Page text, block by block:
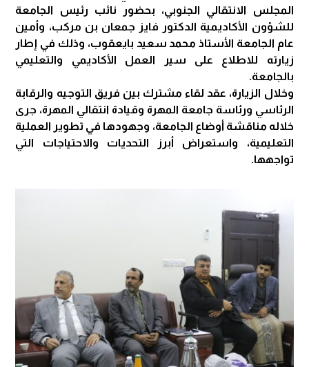
المجلس الانتقالي الجنوبي، بحضور نائب رئيس الجامعة
للشؤون الأكاديمية الدكتور فايز جمعان بن مركب، وأمين
عام الجامعة الأستاذ محمد سعيد بايعقوب، وذلك في إطار
زيارته للاطلاع على سير العمل الأكاديمي والتعليمي
بالجامعة.
وخلال الزيارة، عقد لقاء مشترك بين فريق التوجيه والرقابة
الرئاسي ورئاسة جامعة المهرة وقيادة انتقالي المهرة، جرى
خلاله مناقشة أوضاع الجامعة، وجهودها في تطوير العملية
التعليمية، واستعراض أبرز التحديات والاحتياجات التي
تواجهها.